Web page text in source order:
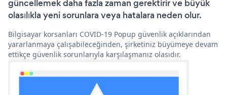
güncellemek daha fazla zaman gerektirir ve büyük
olasılıkla yeni sorunlara veya hatalara neden olur.
Bilgisayar korsanları COVID-19 Popup güvenlik açıklarından
yararlanmaya çalışabileceğinden, şirketiniz büyümeye devam
ettikçe güvenlik sorunlarıyla karşılaşmanız olasıdır.